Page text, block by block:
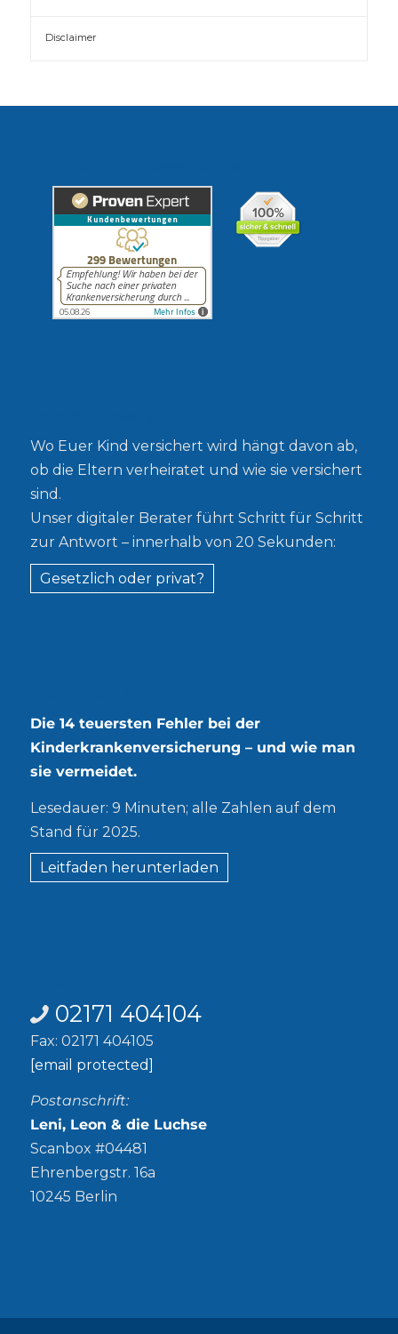
Disclaimer
Wo Euer Kind versichert wird hängt davon ab,
ob die Eltern verheiratet und wie sie versichert
sind.
Unser digitaler Berater führt Schritt für Schritt
zur Antwort – innerhalb von 20 Sekunden:
Gesetzlich oder privat?
Die 14 teuersten Fehler bei der
Kinderkrankenversicherung – und wie man
sie vermeidet.
Lesedauer: 9 Minuten; alle Zahlen auf dem
Stand für 2025.
Leitfaden herunterladen
02171 404104
Fax: 02171 404105
[email protected]
Postanschrift:
Leni, Leon & die Luchse
Scanbox #04481
Ehrenbergstr. 16a
10245 Berlin